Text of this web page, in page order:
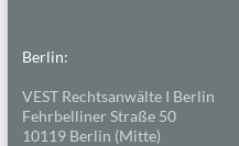
Berlin:
VEST Rechtsanwälte I Berlin
Fehrbelliner Straße 50
10119 Berlin (Mitte)